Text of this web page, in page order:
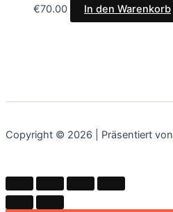
€70.00 In den Warenkorb
Copyright © 2026 | Präsentiert von